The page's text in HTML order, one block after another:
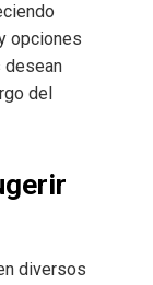
opciones
desean
del
diversos